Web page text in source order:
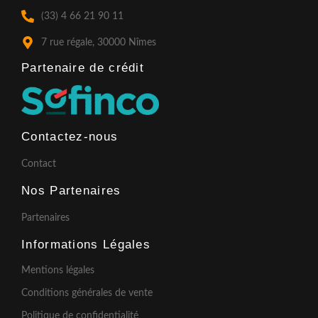
k
-
f
a
m
(33) 4 66 21 90 11
7 rue régale, 30000 Nîmes
Partenaire de crédit​
Contactez-nous
Contact
Nos Partenaires
Partenaires
Informations Légales
Mentions légales
Conditions générales de vente